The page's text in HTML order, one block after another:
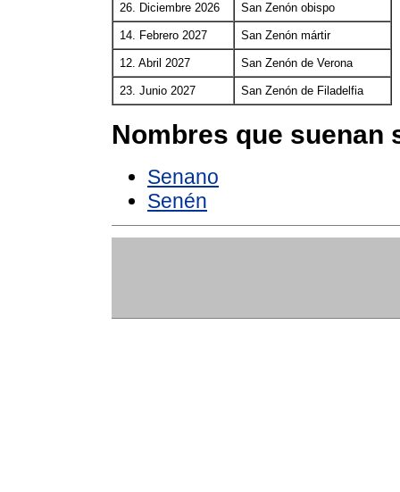
26. Diciembre 2026 San Zenón obispo
14. Febrero 2027 San Zenón mártir
12. Abril 2027 San Zenón de Verona
23. Junio 2027 San Zenón de Filadelfia
Nombres que suenan
Senano
Senén